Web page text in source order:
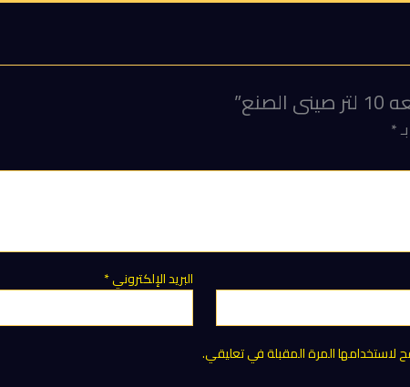
*
البريد الإلكتروني*
لاستخدامها المرة المقبلة في تعليقي.